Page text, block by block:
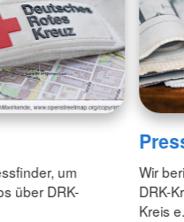
um
über DRK-
Wir
DRK-
Kreis